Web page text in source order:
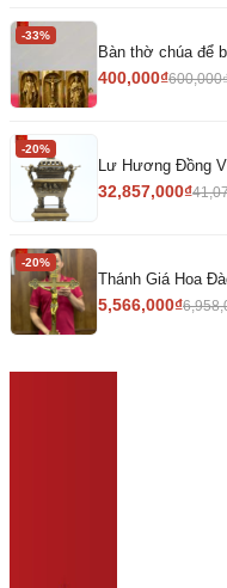
-33%
Bàn thờ chúa để
400,000₫600,000
-20%
Lư Hương Đồng
32,857,000₫
-20%
Thánh Giá Hoa
5,566,000₫